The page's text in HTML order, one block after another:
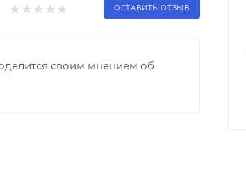
ОСТАВИТЬ ОТЗЫВ
своим мнением об